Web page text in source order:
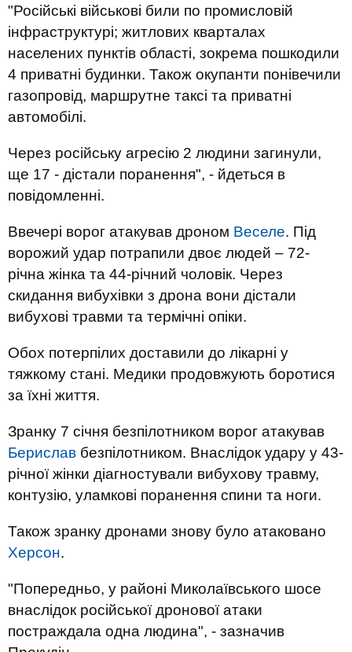
"Російські військові били по промисловій
інфраструктурі; житлових кварталах
населених пунктів області, зокрема пошкодили
4 приватні будинки. Також окупанти понівечили
газопровід, маршрутне таксі та приватні
автомобілі.
Через російську агресію 2 людини загинули,
ще 17 - дістали поранення", - йдеться в
повідомленні.
Ввечері ворог атакував дроном Веселе. Під
ворожий удар потрапили двоє людей – 72-
річна жінка та 44-річний чоловік. Через
скидання вибухівки з дрона вони дістали
вибухові травми та термічні опіки.
Обох потерпілих доставили до лікарні у
тяжкому стані. Медики продовжують боротися
за їхні життя.
Зранку 7 січня безпілотником ворог атакував
Берислав безпілотником. Внаслідок удару у 43-
річної жінки діагностували вибухову травму,
контузію, уламкові поранення спини та ноги.
Також зранку дронами знову було атаковано
Херсон.
"Попередньо, у районі Миколаївського шосе
внаслідок російської дронової атаки
постраждала одна людина", - зазначив